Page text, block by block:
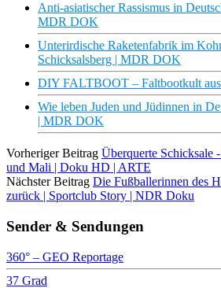
Anti-asiatischer Rassismus in
MDR DOK
Unterirdische Raketenfabrik im
Schicksalsberg | MDR DOK
DIY FALTBOOT – Faltbootkult
Wie leben Juden und Jüdinnen in
| MDR DOK
Vorheriger Beitrag Überquerte Schicksale
und Mali | Doku HD | ARTE
Nächster Beitrag Die Fußballerinnen des
zurück | Sportclub Story | NDR Doku
Sender & Sendungen
360° – GEO Reportage
37 Grad